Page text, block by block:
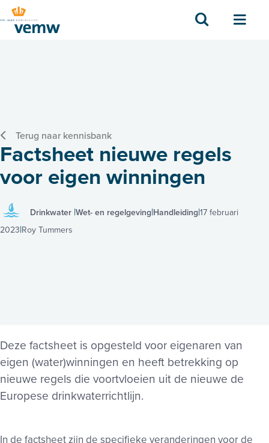
Zoek
Terug naar kennisbank
Factsheet nieuwe regels
voor eigen winningen
Drinkwater Wet- en regelgeving Handleiding 17 februari
2023 Roy Tummers
Deze factsheet is opgesteld voor eigenaren van
eigen (water)winningen en heeft betrekking op
nieuwe regels die voortvloeien uit de nieuwe de
Europese drinkwaterrichtlijn.
In de factsheet zijn de specifieke veranderingen voor de